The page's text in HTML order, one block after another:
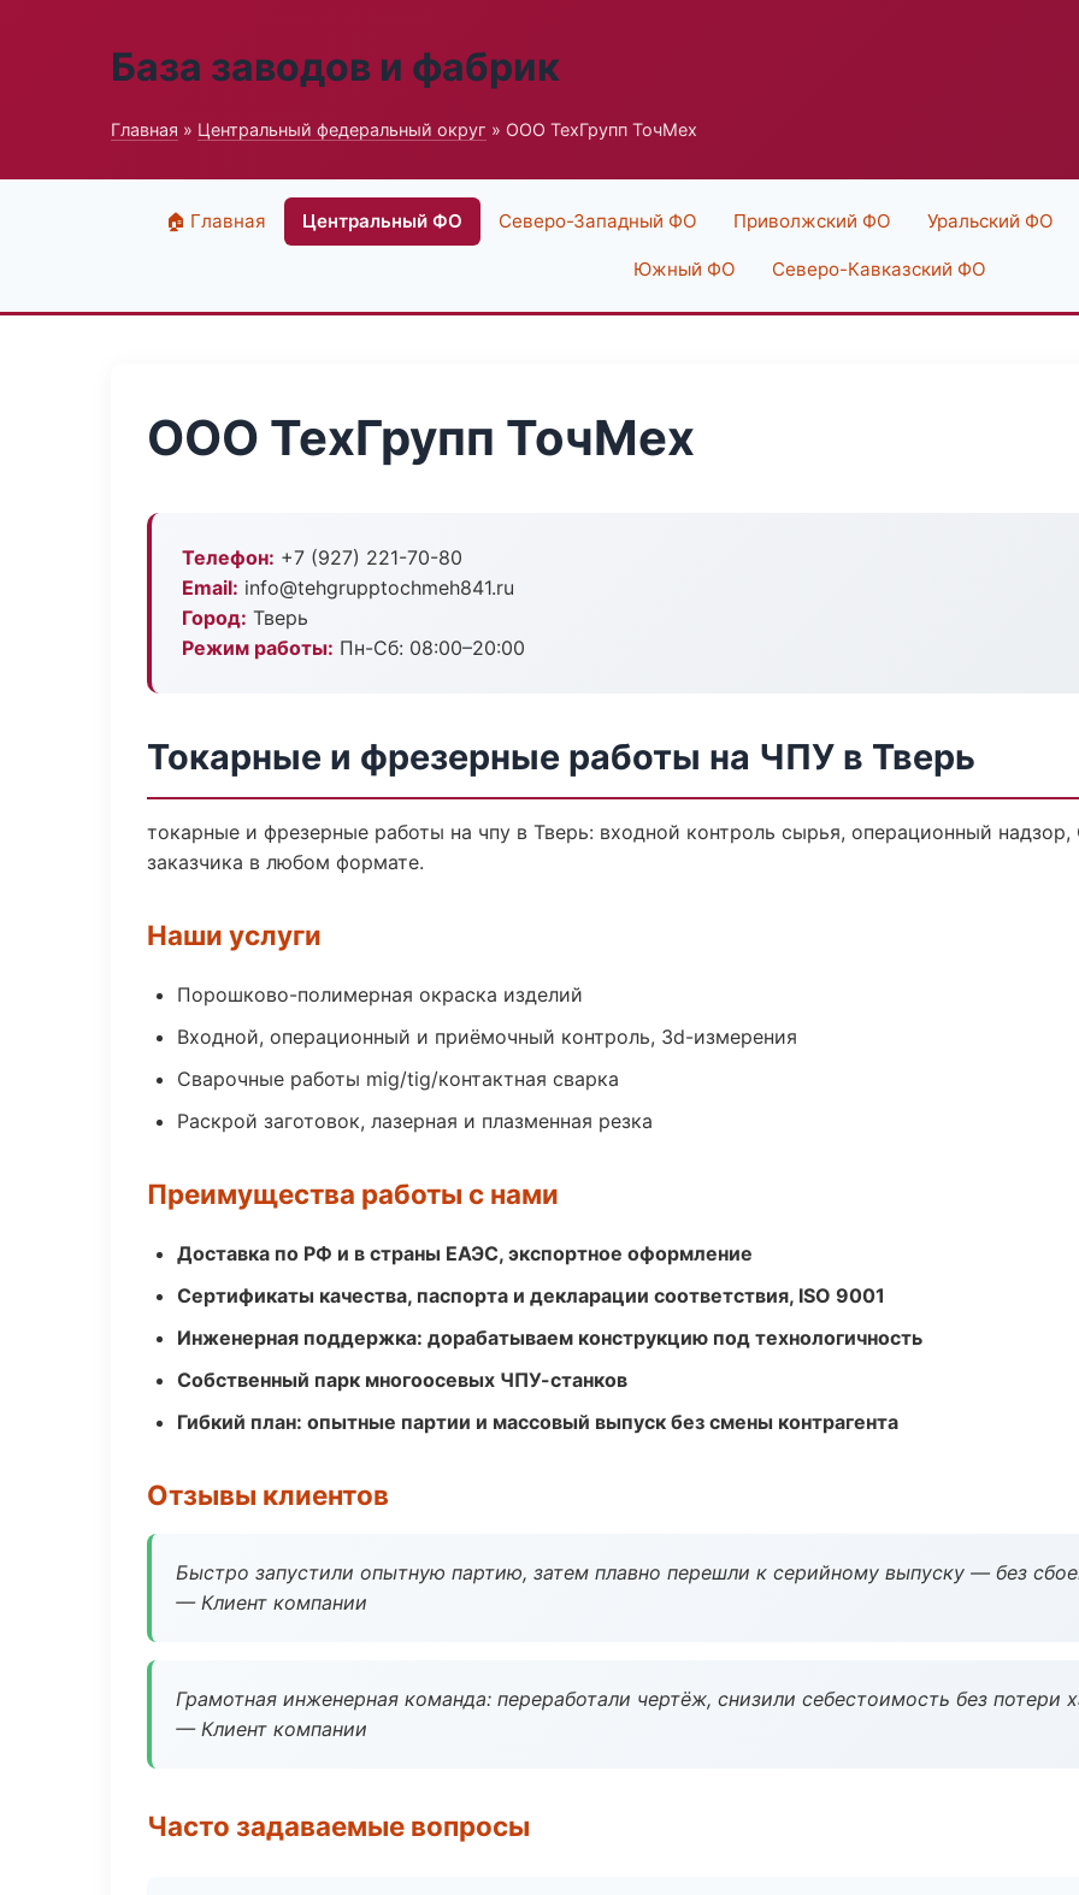
База заводов и фабрик
Главная » Центральный федеральный округ » ООО ТехГрупп ТочМех
🏠 Главная Центральный ФО Северо-Западный ФО Приволжский ФО Уральский ФО
Южный ФО Северо-Кавказский ФО
ООО ТехГрупп ТочМех
Телефон: +7 (927) 221-70-80
Email: info@tehgrupptochmeh841.ru
Город: Тверь
Режим работы: Пн-Сб: 08:00–20:00
Токарные и фрезерные работы на ЧПУ в Тверь
токарные и фрезерные работы на чпу в Тверь: входной контроль сырья, операционный
заказчика в любом формате.
Наши услуги
Порошково-полимерная окраска изделий
Входной, операционный и приёмочный контроль, 3d-измерения
Сварочные работы mig/tig/контактная сварка
Раскрой заготовок, лазерная и плазменная резка
Преимущества работы с нами
Доставка по РФ и в страны ЕАЭС, экспортное оформление
Сертификаты качества, паспорта и декларации соответствия, ISO 9001
Инженерная поддержка: дорабатываем конструкцию под технологичность
Собственный парк многоосевых ЧПУ-станков
Гибкий план: опытные партии и массовый выпуск без смены контрагента
Отзывы клиентов
Быстро запустили опытную партию, затем плавно перешли к серийному выпуску — без
— Клиент компании
Грамотная инженерная команда: переработали чертёж, снизили себестоимость без потери
— Клиент компании
Часто задаваемые вопросы